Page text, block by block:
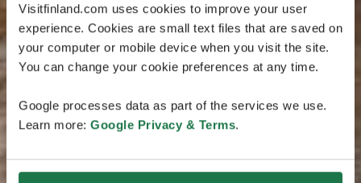
Visitfinland.com uses cookies to improve your user
experience. Cookies are small text files that are saved on
your computer or mobile device when you visit the site.
You can change your cookie preferences at any time.
Google processes data as part of the services we use.
Learn more: Google Privacy & Terms.